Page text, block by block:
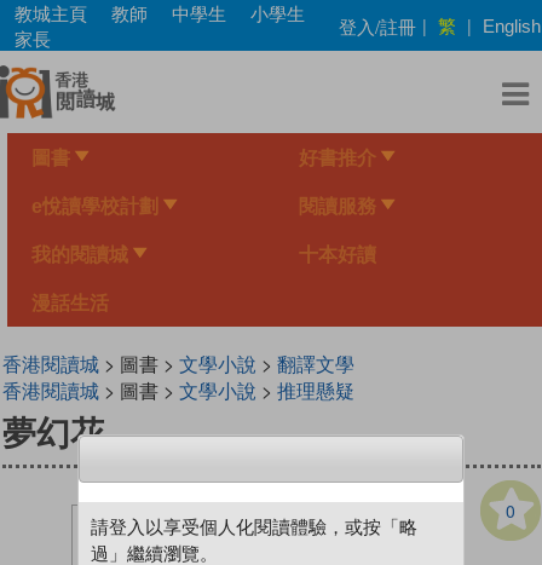
Skip
main
content
教城主頁 教師 中學生
小學生
家長
登入/註冊 | 繁 | English
圖書 好書推介
e悅讀學校計劃 閱讀服務
我的閱讀城 十本好讀
漫話生活
香港閱讀城> 圖書 > 文學小說 > 翻譯文學
香港閱讀城> 圖書 > 文學小說 > 推理懸疑
夢幻花
0
請登入以享受個人化閱讀體驗，或按「略
過」繼續瀏覽。